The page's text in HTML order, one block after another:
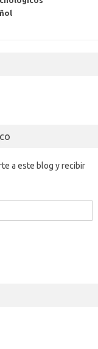
a este blog y recibir